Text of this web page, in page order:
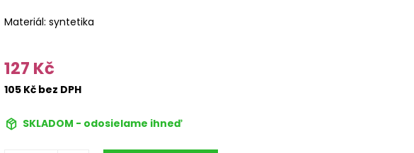
Materiál: syntetika
127 Kč
105 Kč bez DPH
SKLADOM - odosielame ihneď